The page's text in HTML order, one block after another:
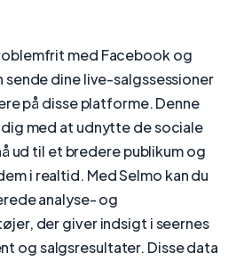
med Facebook og
sende dine live-salgssessioner
på disse platforme. Denne
med at udnytte de sociale
ud til et bredere publikum og
i realtid. Med Selmo kan du
analyse- og
der giver indsigt i seernes
og salgsresultater. Disse data